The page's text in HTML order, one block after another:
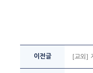
이전글 [교외]